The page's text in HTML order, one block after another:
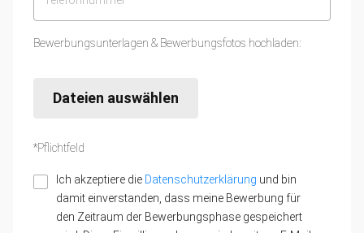
Bewerbungsunterlagen & Bewerbungsfotos hochladen:
Dateien auswählen
*Pflichtfeld
Ich akzeptiere die Datenschutzerklärung und bin
damit einverstanden, dass meine Bewerbung für
den Zeitraum der Bewerbungsphase gespeichert